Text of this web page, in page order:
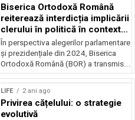
Biserica Ortodoxă Română
reiterează interdicția implicării
clerului în politică în contextul
alegerilor din 2024
În perspectiva alegerilor parlamentare
și prezidențiale din 2024, Biserica
Ortodoxă Română (BOR) a transmis...
LIFE 2 ani ago
Privirea cățelului: o strategie
evolutivă